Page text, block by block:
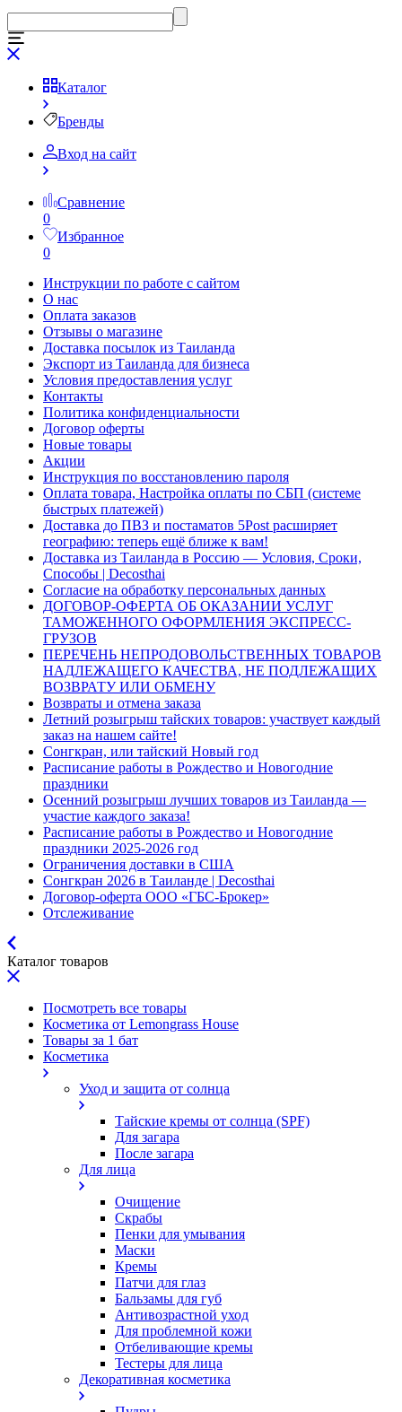
Каталог
Бренды
Вход на сайт
Сравнение
0
Избранное
0
Инструкции по работе с сайтом
О нас
Оплата заказов
Отзывы о магазине
Доставка посылок из Таиланда
Экспорт из Таиланда для бизнеса
Условия предоставления услуг
Контакты
Политика конфиденциальности
Договор оферты
Новые товары
Акции
Инструкция по восстановлению пароля
Оплата товара, Настройка оплаты по СБП (системе
быстрых платежей)
Доставка до ПВЗ и постаматов 5Post расширяет
географию: теперь ещё ближе к вам!
Доставка из Таиланда в Россию — Условия, Сроки,
Способы | Decosthai
Согласие на обработку персональных данных
ДОГОВОР-ОФЕРТА ОБ ОКАЗАНИИ УСЛУГ
ТАМОЖЕННОГО ОФОРМЛЕНИЯ ЭКСПРЕСС-
ГРУЗОВ
ПЕРЕЧЕНЬ НЕПРОДОВОЛЬСТВЕННЫХ ТОВАРОВ
НАДЛЕЖАЩЕГО КАЧЕСТВА, НЕ ПОДЛЕЖАЩИХ
ВОЗВРАТУ ИЛИ ОБМЕНУ
Возвраты и отмена заказа
Летний розыгрыш тайских товаров: участвует каждый
заказ на нашем сайте!
Сонгкран, или тайский Новый год
Расписание работы в Рождество и Новогодние
праздники
Осенний розыгрыш лучших товаров из Таиланда —
участие каждого заказа!
Расписание работы в Рождество и Новогодние
праздники 2025-2026 год
Ограничения доставки в США
Сонгкран 2026 в Таиланде | Decosthai
Договор-оферта ООО «ГБС-Брокер»
Отслеживание
Каталог товаров
Посмотреть все товары
Косметика от Lemongrass House
Товары за 1 бат
Косметика
Уход и защита от солнца
Тайские кремы от солнца (SPF)
Для загара
После загара
Для лица
Очищение
Скрабы
Пенки для умывания
Маски
Кремы
Патчи для глаз
Бальзамы для губ
Антивозрастной уход
Для проблемной кожи
Oтбеливающие кремы
Тестеры для лица
Декоративная косметика